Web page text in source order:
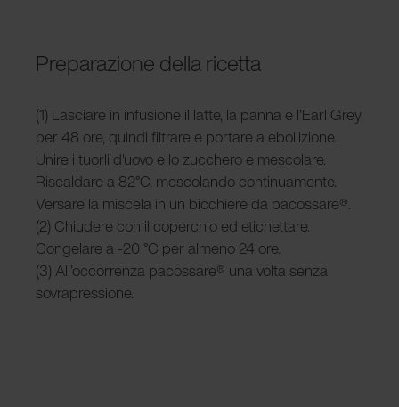
Preparazione della ricetta
(1) Lasciare in infusione il latte, la panna e l'Earl Grey
per 48 ore, quindi filtrare e portare a ebollizione.
Unire i tuorli d'uovo e lo zucchero e mescolare.
Riscaldare a 82°C, mescolando continuamente.
Versare la miscela in un bicchiere da pacossare®.
(2) Chiudere con il coperchio ed etichettare.
Congelare a -20 °C per almeno 24 ore.
(3) All’occorrenza pacossare® una volta senza
sovrapressione.